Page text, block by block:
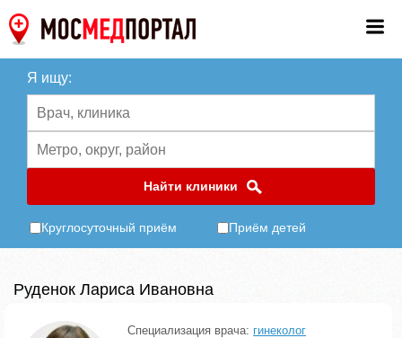
Я ищу:
Найти клиники
Круглосуточный приём Приём детей
Руденок Лариса Ивановна
Специализация врача: гинеколог